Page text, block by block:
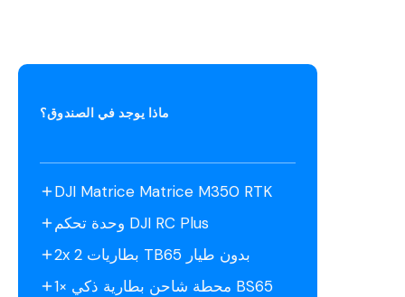
ماذا يوجد في الصندوق؟
DJI Matrice Matrice M350 RTK
وحدة تحكم DJI RC Plus
2x بطاريات 2 TB65 بدون طيار
1× محطة شاحن بطارية ذكي BS65